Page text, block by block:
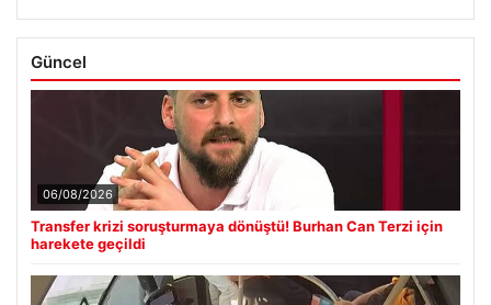
Güncel
06/08/2026
Transfer krizi soruşturmaya dönüştü! Burhan Can Terzi için
harekete geçildi